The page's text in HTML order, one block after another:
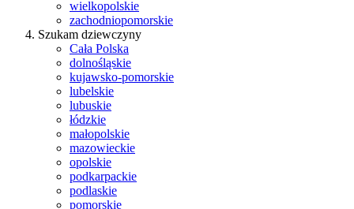
wielkopolskie
zachodniopomorskie
Szukam dziewczyny
Cała Polska
dolnośląskie
kujawsko-pomorskie
lubelskie
lubuskie
łódzkie
małopolskie
mazowieckie
opolskie
podkarpackie
podlaskie
pomorskie